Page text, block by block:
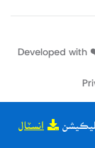
انسٽال
Developed with